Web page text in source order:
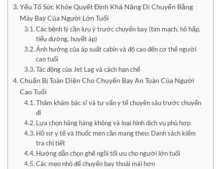
Yếu Tố Sức Khỏe Quyết Định Khả Năng Di Chuyển Bằng
Máy Bay Của Người Lớn Tuổi
Các bệnh lý cần lưu ý trước chuyến bay (tim mạch, hô hấp,
tiểu đường, huyết áp)
Ảnh hưởng của áp suất cabin và độ cao đến cơ thể người
cao tuổi
Tác động của Jet Lag và cách hạn chế
Chuẩn Bị Toàn Diện Cho Chuyến Bay An Toàn Của Người
Cao Tuổi
Thăm khám bác sĩ và tư vấn y tế chuyên sâu trước chuyến
đi
Lựa chọn hãng hàng không và loại hình dịch vụ phù hợp
Hồ sơ y tế và thuốc men cần mang theo: Danh sách kiểm
tra chi tiết
Hướng dẫn chọn ghế ngồi tối ưu cho người lớn tuổi
Các mẹo nhỏ để chuyến bay thoải mái hơn